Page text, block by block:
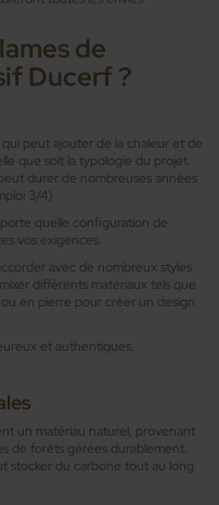
de
Ducerf ?
peut ajouter de la chaleur et de
que soit la typologie du projet.
durer de nombreuses années
3/4)
quelle configuration de
vos exigences.
avec de nombreux styles
différents matériaux tels que
en pierre pour créer un design
et authentiques.
un matériau naturel, provenant
de forêts gérées durablement.
stocker du carbone tout au long